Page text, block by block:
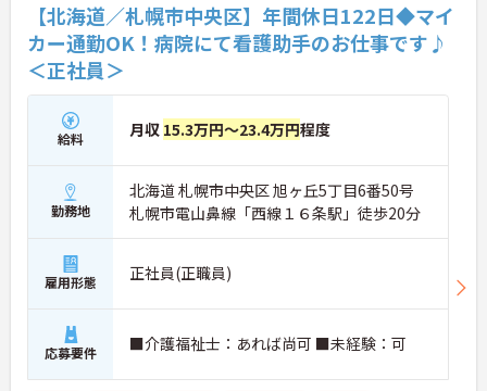
【北海道／札幌市中央区】年間休日122日◆マイ
カー通勤OK！病院にて看護助手のお仕事です♪
＜正社員＞
給料 月収 15.3万円～23.4万円程度
勤務地
北海道 札幌市中央区 旭ヶ丘5丁目6番50号
札幌市電山鼻線「西線１６条駅」徒歩20分
雇用形態 正社員(正職員)
応募要件 ■介護福祉士：あれば尚可 ■未経験：可